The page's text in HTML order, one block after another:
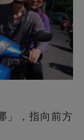
」，指向前方